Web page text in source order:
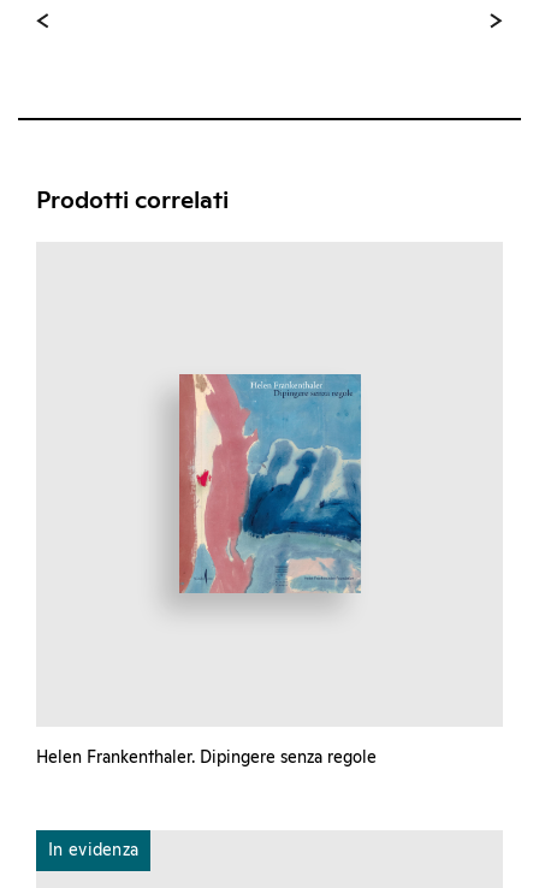
Prodotti correlati
Helen Frankenthaler. Dipingere senza regole
In evidenza